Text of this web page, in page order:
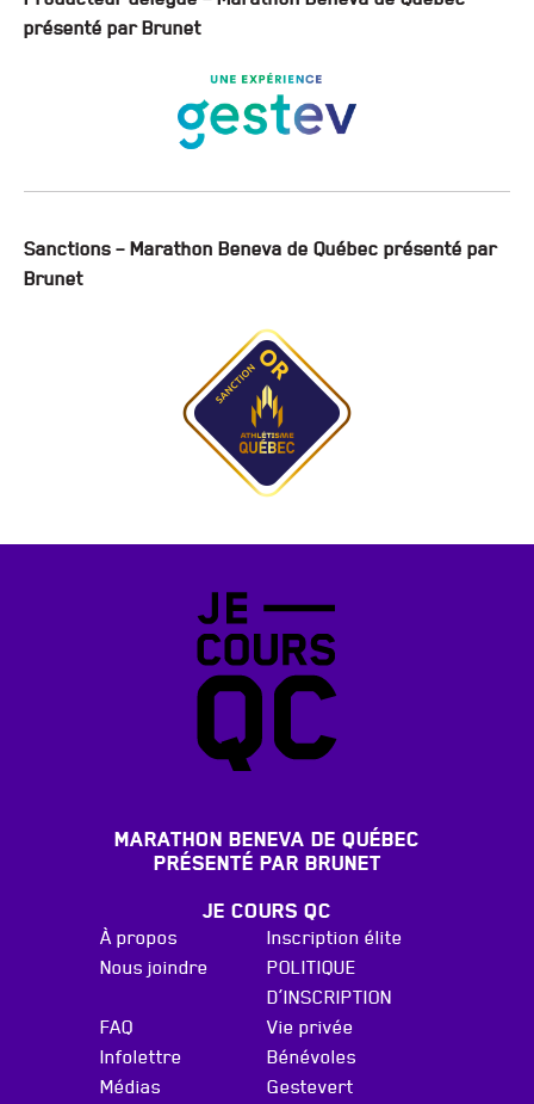
présenté par Brunet
Sanctions – Marathon Beneva de Québec présenté par
Brunet
MARATHON BENEVA DE QUÉBEC
PRÉSENTÉ PAR BRUNET
JE COURS QC
À propos
Inscription élite
Nous joindre
POLITIQUE
D’INSCRIPTION
FAQ
Vie privée
Infolettre
Bénévoles
Médias
Gestevert